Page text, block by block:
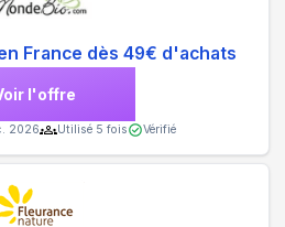
France dès 49€ d'achats
l'offre
2026 Utilisé 5 fois Vérifié